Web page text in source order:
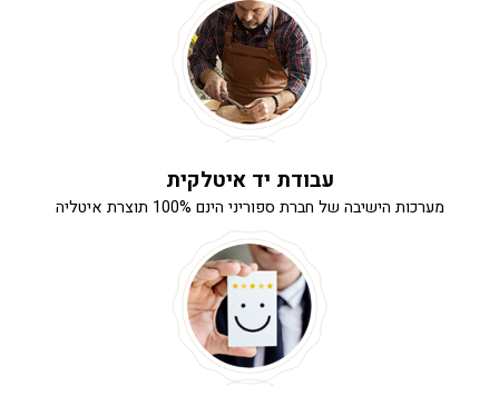
עבודת יד איטלקית
מערכות הישיבה של חברת ספוריני הינם 100% תוצרת איטליה